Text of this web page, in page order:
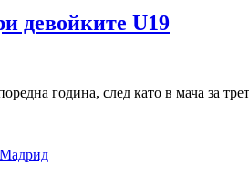
девойките U19
година, след като в мача за